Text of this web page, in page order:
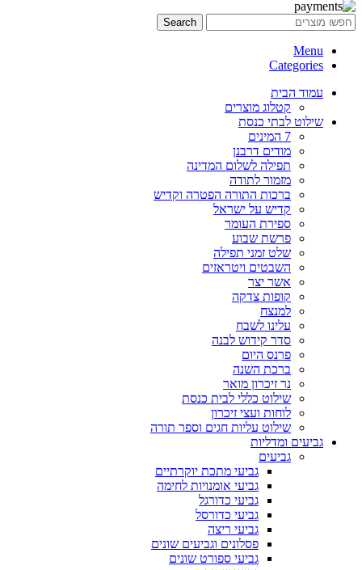
Search
Menu
Categories
עמוד הבית
קטלוג מוצרים
שילוט לבתי כנסת
7 המינים
מודים דרבנן
תפילה לשלום המדינה
מזמור לתודה
ברכות התורה הפטרה וקדיש
קדיש על ישראל
ספירת העומר
פרשת שבוע
שלט זמני תפילה
השבטים ויטראזים
אשר יצר
קופות צדקה
למנצח
עלינו לשבח
סדר קידוש לבנה
פרנס היום
ברכת השנה
נר זיכרון מואר
שילוט כללי לבית כנסת
לוחות ועצי זיכרון
שילוט עליות חגים וספר תורה
גביעים ומדליות
גביעים
גביעי מתכת יוקרתיים
גביעי אומנויות לחימה
גביעי כדורגל
גביעי כדורסל
גביעי ריצה
פסלונים וגביעים שונים
גביעי ספורט שונים